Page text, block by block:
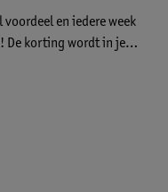
en iedere week
De korting wordt in je